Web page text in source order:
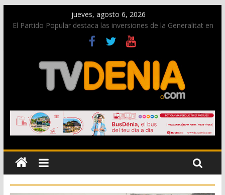
jueves, agosto 6, 2026
El Partido Popular destaca las inversiones de la Generalitat en
Dénia y la Marina Alta contempladas en los nuevos
presupuestos autonómicos
La Entraeta Festera llena de ambiente la calle Marqués de
Campo con la recepción a la Capitanía Cristiana
El XII Festival de Jazz de Dénia reunirá durante agosto a
figuras nacionales e internacionales en los Jardins de
Los Moros y Cristianos 2026 reciben las llaves de la ciudad y
dan inicio a las fiestas en Dénia
Una nueva campaña anima a la juventud a disfrutar de la